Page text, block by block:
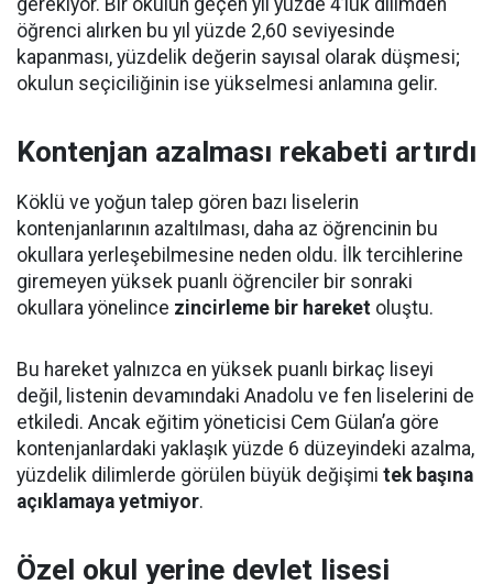
gerekiyor. Bir okulun geçen yıl yüzde 4’lük dilimden
öğrenci alırken bu yıl yüzde 2,60 seviyesinde
kapanması, yüzdelik değerin sayısal olarak düşmesi;
okulun seçiciliğinin ise yükselmesi anlamına gelir.
Kontenjan azalması rekabeti artırdı
Köklü ve yoğun talep gören bazı liselerin
kontenjanlarının azaltılması, daha az öğrencinin bu
okullara yerleşebilmesine neden oldu. İlk tercihlerine
giremeyen yüksek puanlı öğrenciler bir sonraki
okullara yönelince zincirleme bir hareket oluştu.
Bu hareket yalnızca en yüksek puanlı birkaç liseyi
değil, listenin devamındaki Anadolu ve fen liselerini de
etkiledi. Ancak eğitim yöneticisi Cem Gülan’a göre
kontenjanlardaki yaklaşık yüzde 6 düzeyindeki azalma,
yüzdelik dilimlerde görülen büyük değişimi tek başına
açıklamaya yetmiyor.
Özel okul yerine devlet lisesi